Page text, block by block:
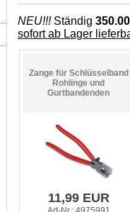
NEU!!!Ständig
sofort ab Lager
Zange für Schlüsselband
Rohlinge und
Gurtbandenden
11,99 EUR